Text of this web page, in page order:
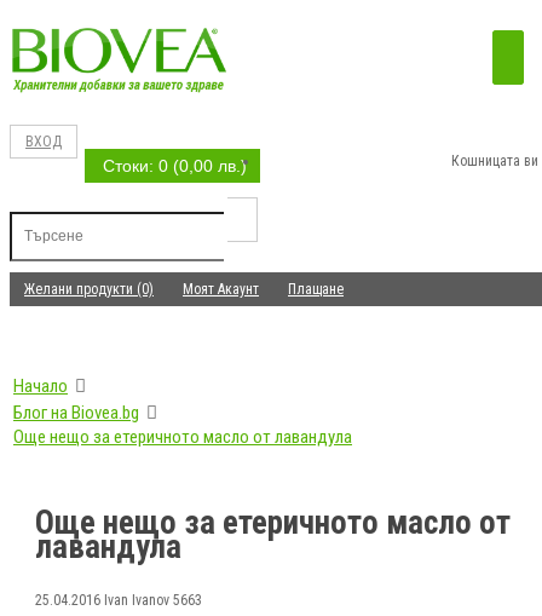
ВХОД
Стоки: 0 (0,00 лв.) Кошницата ви
Желани продукти (0) Моят Акаунт Плащане
Начало
Блог на Biovea.bg
Още нещо за етеричното масло от лавандула
Още нещо за етеричното масло от
лавандула
25.04.2016 Ivan Ivanov 5663